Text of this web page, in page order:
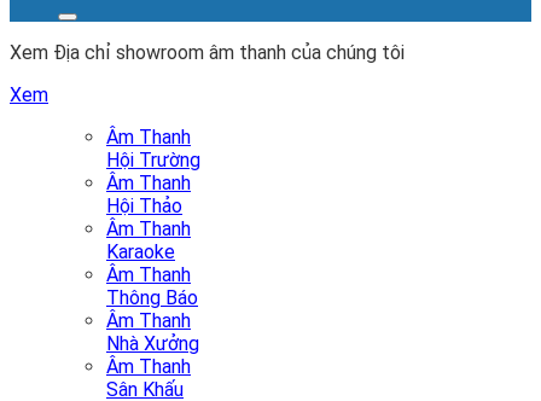
Xem Địa chỉ showroom âm thanh của chúng tôi
Xem
Âm Thanh
Hội Trường
Âm Thanh
Hội Thảo
Âm Thanh
Karaoke
Âm Thanh
Thông Báo
Âm Thanh
Nhà Xưởng
Âm Thanh
Sân Khấu